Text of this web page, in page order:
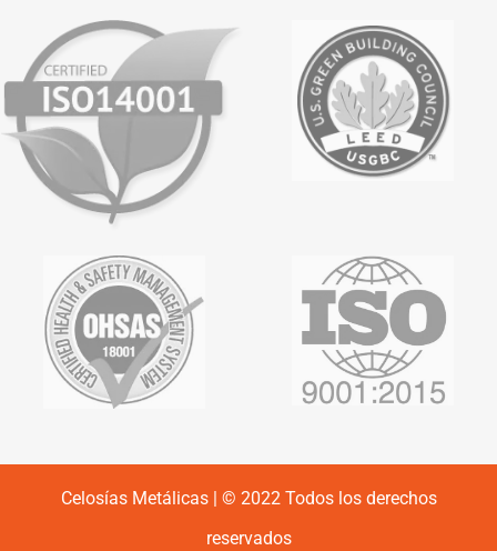
Celosías Metálicas | © 2022 Todos los derechos
reservados